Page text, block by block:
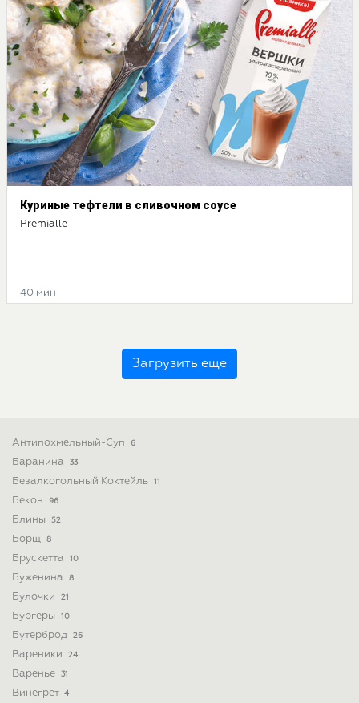
Куриные тефтели в сливочном соусе
Premialle
40 мин
Загрузить еще
Антипохмельный-Суп 6
Баранина 33
Безалкогольный Коктейль 11
Бекон 96
Блины 52
Борщ 8
Брускетта 10
Буженина 8
Булочки 21
Бургеры 10
Бутерброд 26
Вареники 24
Варенье 31
Винегрет 4